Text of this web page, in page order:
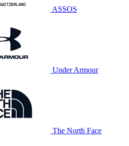
ASSOS
Under Armour
The North Face